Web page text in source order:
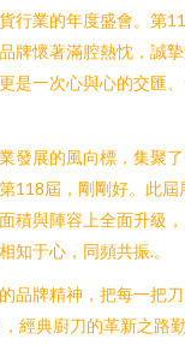
行業的年度盛會。第
牌懷著滿腔熱忱，誠
是一次心與心的交匯
發展的風向標，集聚
118屆，剛剛好。此屆
積與陣容上全面升級
知于心，同頻共振.。
品牌精神，把每一把刀
經典廚刀的革新之路